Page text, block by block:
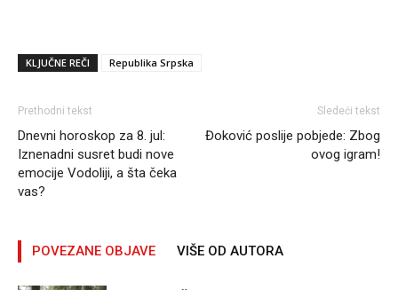
KLJUČNE REČI Republika Srpska
Prethodni tekst
Dnevni horoskop za 8. jul:
Iznenadni susret budi nove
emocije Vodoliji, a šta čeka
vas?
Sledeći tekst
Đoković poslije pobjede: Zbog
ovog igram!
POVEZANE OBJAVE VIŠE OD AUTORA